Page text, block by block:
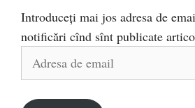
Introduceți mai jos adresa de
notificări cînd sînt publicate
Adresa